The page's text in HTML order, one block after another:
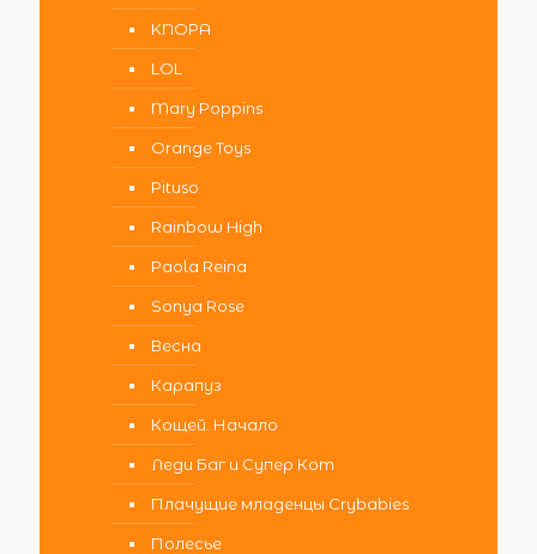
KNOPA
LOL
Mary Poppins
Orange Toys
Pituso
Rainbow High
Paola Reina
Sonya Rose
Весна
Карапуз
Кощей. Начало
Леди Баг и Супер Кот
Плачущие младенцы Crybabies
Полесье